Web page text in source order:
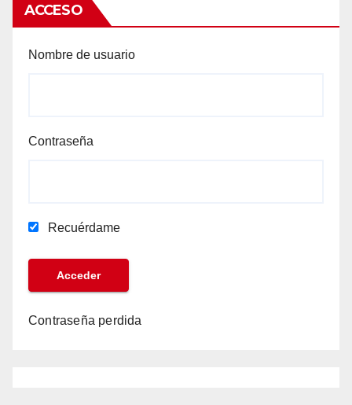
ACCESO
Nombre de usuario
Contraseña
Recuérdame
Contraseña perdida